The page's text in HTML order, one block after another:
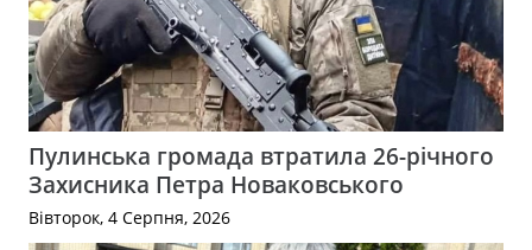
Пулинська громада втратила 26-річного
Захисника Петра Новаковського
Вівторок, 4 Серпня, 2026